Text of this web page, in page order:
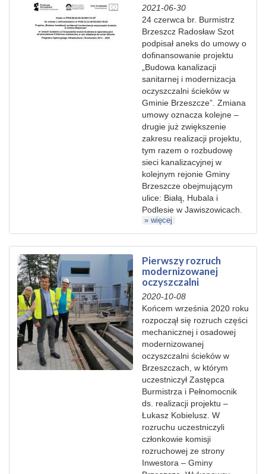
2021-06-30
24 czerwca br. Burmistrz
Brzeszcz Radosław Szot
podpisał aneks do umowy o
dofinansowanie projektu
„Budowa kanalizacji
sanitarnej i modernizacja
oczyszczalni ścieków w
Gminie Brzeszcze”. Zmiana
umowy oznacza kolejne –
drugie już zwiększenie
zakresu realizacji projektu,
tym razem o rozbudowę
sieci kanalizacyjnej w
kolejnym rejonie Gminy
Brzeszcze obejmującym
ulice: Białą, Hubala i
Podlesie w Jawiszowicach.
» więcej
Pierwszy rozruch
modernizowanej
oczyszczalni
2020-10-08
Końcem września 2020 roku
rozpoczął się rozruch części
mechanicznej i osadowej
modernizowanej
oczyszczalni ścieków w
Brzeszczach, w którym
uczestniczył Zastępca
Burmistrza i Pełnomocnik
ds. realizacji projektu –
Łukasz Kobielusz. W
rozruchu uczestniczyli
członkowie komisji
rozruchowej ze strony
Inwestora – Gminy